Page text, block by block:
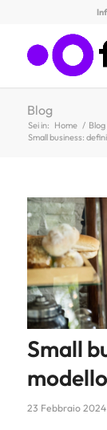
Blog
Sei in: Home / Blog
Small business:
Small
23 Febbraio 2024